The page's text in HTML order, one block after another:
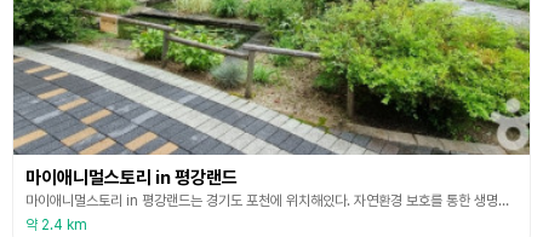
마이애니멀스토리 in 평강랜드
마이애니멀스토리 in 평강랜드는 경기도 포천에 위치해있다. 자연환경 보호를 통한 생명존중과 환경보전 의식함양을 위해 1997년 평강식물원으로 첫발을 내딛었으며, 현재 마이애니멀스토리 in 평강랜드는 테마 정원, 국내 최초 암석원을 보유한 평강식물원과 북유럽풍 아이들 놀이터 어드벤처 파크 등 체험교육이 함께운영되고 있다. 약 20만평의 부지를 조성하였으며, 숙박, 관람, 전시 활동을 즐길 수 있는 경기도 최대 엔터테인먼트 공간이다.
약 2.4 km